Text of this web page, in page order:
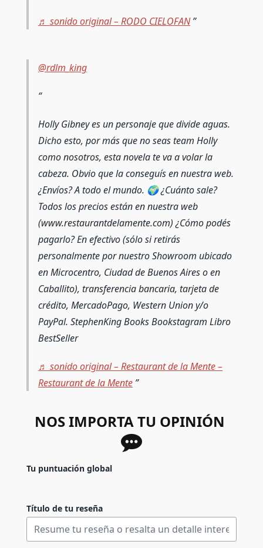
♬ sonido original – RODO CIELOFAN
@rdlm_king
Holly Gibney es un personaje que divide aguas.
Dicho esto, por más que no seas team Holly
como nosotros, esta novela te va a volar la
cabeza. Obvio que la conseguís en nuestra web.
¿Envíos? A todo el mundo. 🌍 ¿Cuánto sale?
Todos los precios están en nuestra web
(www.restaurantdelamente.com) ¿Cómo podés
pagarlo? En efectivo (sólo si retirás
personalmente por nuestro Showroom ubicado
en Microcentro, Ciudad de Buenos Aires o en
Caballito), transferencia bancaria, tarjeta de
crédito, MercadoPago, Western Union y/o
PayPal. StephenKing Books Bookstagram Libro
BestSeller
♬ sonido original – Restaurant de la Mente –
Restaurant de la Mente
NOS IMPORTA TU OPINIÓN
Tu puntuación global
Título de tu reseña